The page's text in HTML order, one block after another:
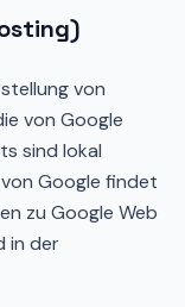
von
von Google
sind lokal
Google findet
zu Google Web
in der